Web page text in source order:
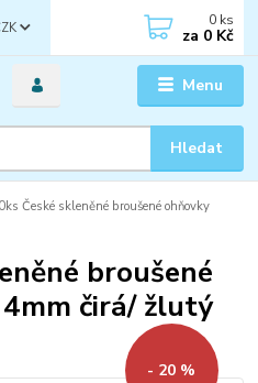
Menu
Hledat
0 ks
za 0 Kč
České skleněné broušené ohňovky
broušené
čirá/ žlutý
- 20 %